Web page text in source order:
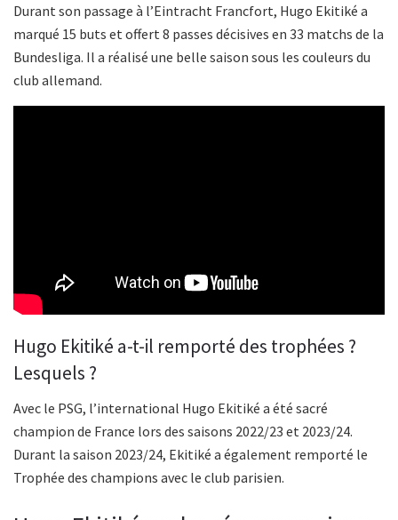
Durant son passage à l’Eintracht Francfort, Hugo Ekitiké a
marqué 15 buts et offert 8 passes décisives en 33 matchs de la
Bundesliga. Il a réalisé une belle saison sous les couleurs du
club allemand.
Hugo Ekitiké a-t-il remporté des trophées ?
Lesquels ?
Avec le PSG, l’international Hugo Ekitiké a été sacré
champion de France lors des saisons 2022/23 et 2023/24.
Durant la saison 2023/24, Ekitiké a également remporté le
Trophée des champions avec le club parisien.